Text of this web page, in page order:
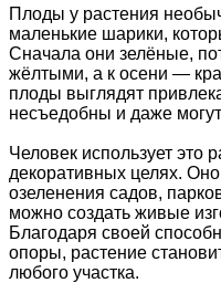
Плоды у растения
маленькие шарики,
Сначала они зелёные,
жёлтыми, а к осени —
плоды выглядят
несъедобны и даже
Человек использует это
декоративных целях.
озеленения садов,
можно создать живые
Благодаря своей
опоры, растение
любого участка.